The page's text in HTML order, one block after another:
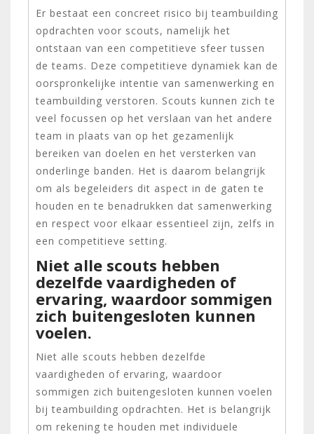
Er bestaat een concreet risico bij teambuilding
opdrachten voor scouts, namelijk het
ontstaan van een competitieve sfeer tussen
de teams. Deze competitieve dynamiek kan de
oorspronkelijke intentie van samenwerking en
teambuilding verstoren. Scouts kunnen zich te
veel focussen op het verslaan van het andere
team in plaats van op het gezamenlijk
bereiken van doelen en het versterken van
onderlinge banden. Het is daarom belangrijk
om als begeleiders dit aspect in de gaten te
houden en te benadrukken dat samenwerking
en respect voor elkaar essentieel zijn, zelfs in
een competitieve setting.
Niet alle scouts hebben
dezelfde vaardigheden of
ervaring, waardoor sommigen
zich buitengesloten kunnen
voelen.
Niet alle scouts hebben dezelfde
vaardigheden of ervaring, waardoor
sommigen zich buitengesloten kunnen voelen
bij teambuilding opdrachten. Het is belangrijk
om rekening te houden met individuele